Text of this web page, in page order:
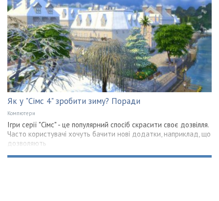
Як у "Сімс 4" зробити зиму? Поради
Компютери
Ігри серії "Сімс" - це популярний спосіб скрасити своє дозвілля.
Часто користувачі хочуть бачити нові додатки, наприклад, що
дозволяють